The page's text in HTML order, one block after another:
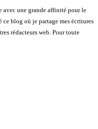
avec une grande affinité pour le
blog où je partage mes écritures
rédacteurs web. Pour toute